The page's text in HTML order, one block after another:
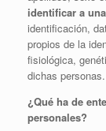
identificar a
identificación,
propios de la
fisiológica,
dichas personas.
¿Qué ha de
personales?